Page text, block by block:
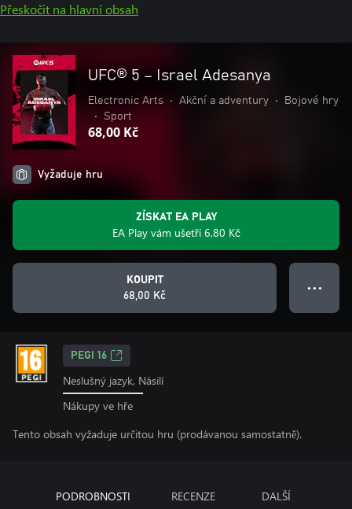
Přeskočit na hlavní obsah
UFC® 5 – Israel Adesanya
Electronic Arts • Akční a adventury •
Bojové hry
•
Sport
68,00 Kč
Vyžaduje hru
ZÍSKAT EA PLAY
EA Play vám ušetří 6,80 Kč
KOUPIT
68,00 Kč
● ● ●
PEGI 16
Neslušný jazyk, Násilí
Nákupy ve hře
Tento obsah vyžaduje určitou hru (prodávanou samostatně).
PODROBNOSTI RECENZE DALŠÍ